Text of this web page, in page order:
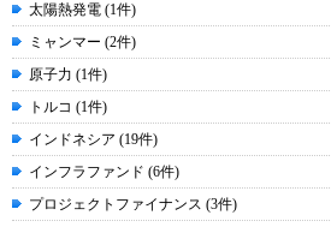
太陽熱発電 (1件)
ミャンマー (2件)
原子力 (1件)
トルコ (1件)
インドネシア (19件)
インフラファンド (6件)
プロジェクトファイナンス (3件)